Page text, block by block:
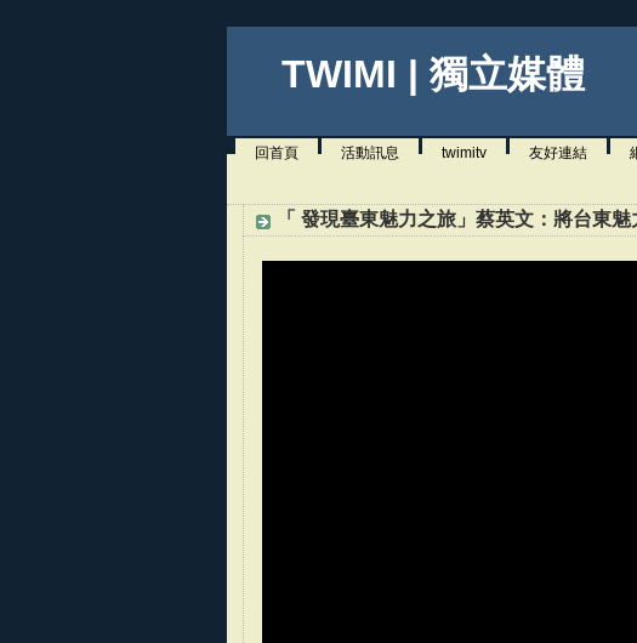
TWIMI | 獨立媒體
回首頁 活動訊息 twimitv 友好連結
「 發現臺東魅力之旅」蔡英文：將台東